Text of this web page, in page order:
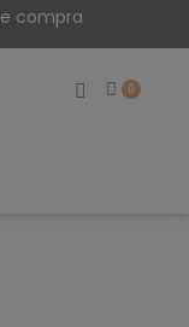
compra